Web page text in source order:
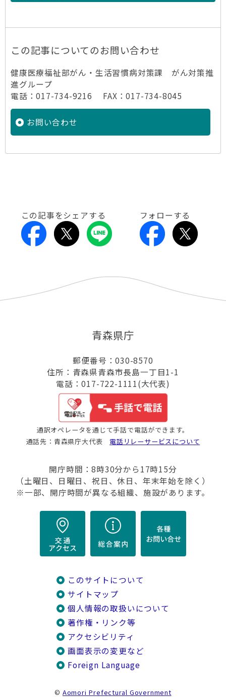
この記事についてのお問い合わせ
健康医療福祉部がん・生活習慣病対策課 がん対策推
進グループ
電話：017-734-9216 FAX：017-734-8045
お問い合わせ
この記事をシェアする フォローする
青森県庁
郵便番号：030-8570
住所：青森県青森市長島一丁目1-1
電話：017-722-1111(大代表)
通訳オペレータを通じて手話で電話ができます。
通話先：青森県庁大代表 電話リレーサービスについて
開庁時間：8時30分から17時15分
（土曜日、日曜日、祝日、休日、年末年始を除く）
※一部、開庁時間が異なる組織、施設があります。
このサイトについて
サイトマップ
個人情報の取扱いについて
著作権・リンク等
アクセシビリティ
画面表示の変更など
Foreign Language
© Aomori Prefectural Government